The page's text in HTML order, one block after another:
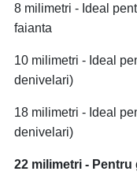
8 milimetri - Ideal
faianta
10 milimetri - Ideal
denivelari)
18 milimetri - Ideal
denivelari)
22 milimetri -